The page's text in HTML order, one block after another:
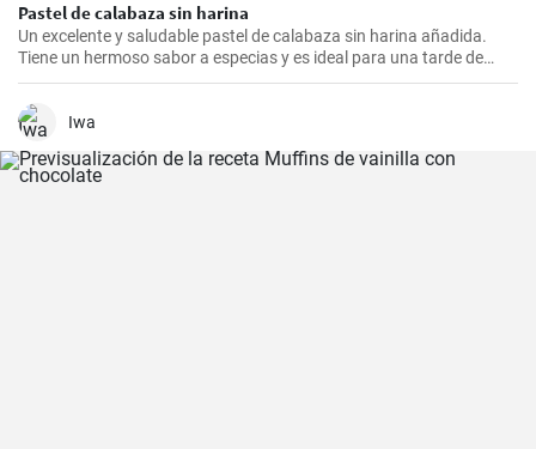
Pastel de calabaza sin harina
Un excelente y saludable pastel de calabaza sin harina añadida.
Tiene un hermoso sabor a especias y es ideal para una tarde de
otoño.
Iwa